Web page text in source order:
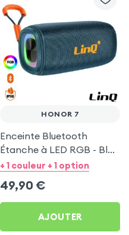
HONOR 7
Enceinte Bluetooth
Étanche à LED RGB - Bleu
pour Honor 7
+ 1 couleur + 1 option
49,90 €
AJOUTER